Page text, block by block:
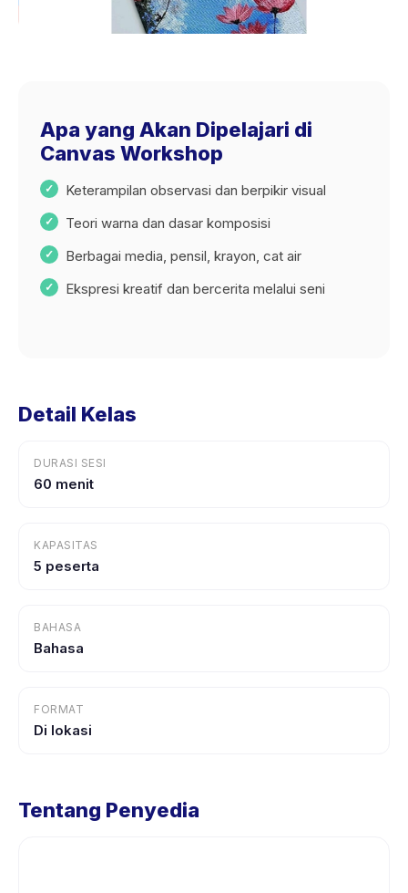
Apa yang Akan Dipelajari di
Canvas Workshop
Keterampilan observasi dan berpikir visual
Teori warna dan dasar komposisi
Berbagai media, pensil, krayon, cat air
Ekspresi kreatif dan bercerita melalui seni
Detail Kelas
DURASI SESI
60 menit
KAPASITAS
5 peserta
BAHASA
Bahasa
FORMAT
Di lokasi
Tentang Penyedia